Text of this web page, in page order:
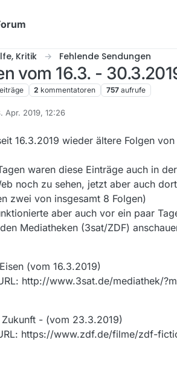
Kritik Fehlende Sendungen
vom 16.3. -
2 kommentatoren 757 aufrufe
Apr. 2019, 12:26
von
16.3.2019 wieder ältere Folgen
waren diese Einträge auch in
noch zu sehen, jetzt aber auch
zwei von insgesamt 8 Folgen)
aber auch vor ein paar
Mediatheken (3sat/ZDF)
(vom 16.3.2019)
http://www.3sat.de/mediathek/
- (vom 23.3.2019)
https://www.zdf.de/filme/zdf-